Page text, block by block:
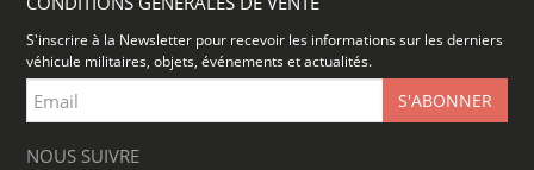
S'inscrire à la Newsletter pour recevoir les informations sur les derniers
véhicule militaires, objets, événements et actualités.
NOUS SUIVRE